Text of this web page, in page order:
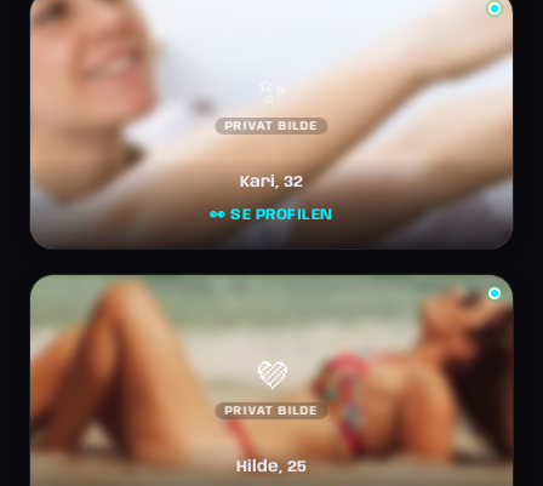
✨
PRIVAT BILDE
Kari, 32
👀 SE PROFILEN
💜
PRIVAT BILDE
Hilde, 25